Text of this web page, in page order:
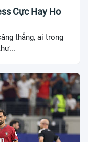
Cực Hay Ho
thẳng, ai trong